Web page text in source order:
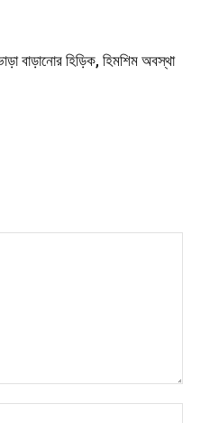
বাড়ানোর হিড়িক, হিমশিম অবস্থা